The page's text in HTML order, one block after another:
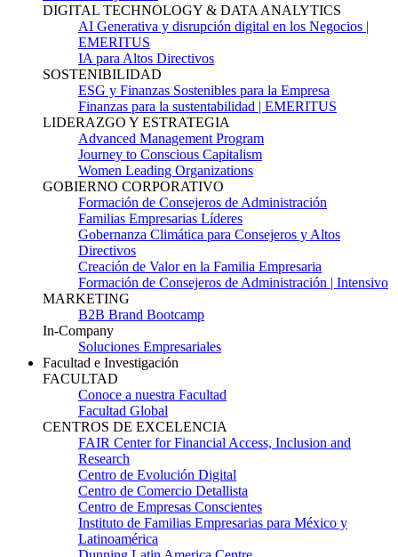
DIGITAL TECHNOLOGY & DATA ANALYTICS
AI Generativa y disrupción digital en los Negocios |
EMERITUS
IA para Altos Directivos
SOSTENIBILIDAD
ESG y Finanzas Sostenibles para la Empresa
Finanzas para la sustentabilidad | EMERITUS
LIDERAZGO Y ESTRATEGIA
Advanced Management Program
Journey to Conscious Capitalism
Women Leading Organizations
GOBIERNO CORPORATIVO
Formación de Consejeros de Administración
Familias Empresarias Líderes
Gobernanza Climática para Consejeros y Altos
Directivos
Creación de Valor en la Familia Empresaria
Formación de Consejeros de Administración | Intensivo
MARKETING
B2B Brand Bootcamp
In-Company
Soluciones Empresariales
Facultad e Investigación
FACULTAD
Conoce a nuestra Facultad
Facultad Global
CENTROS DE EXCELENCIA
FAIR Center for Financial Access, Inclusion and
Research
Centro de Evolución Digital
Centro de Comercio Detallista
Centro de Empresas Conscientes
Instituto de Familias Empresarias para México y
Latinoamérica